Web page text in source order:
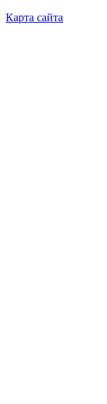
Карта сайта